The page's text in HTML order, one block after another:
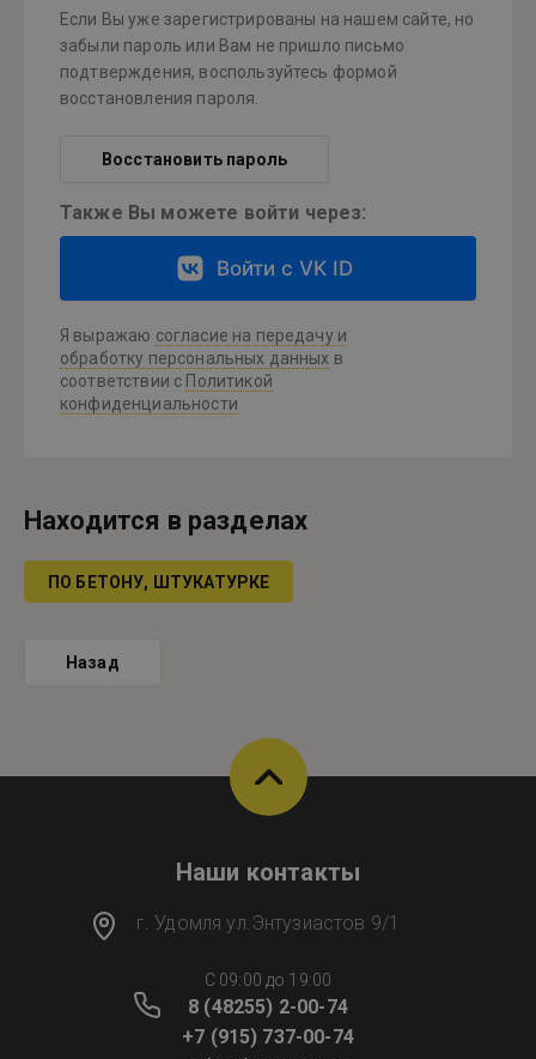
Если Вы уже зарегистрированы на нашем сайте, но
забыли пароль или Вам не пришло письмо
подтверждения, воспользуйтесь формой
восстановления пароля.
Восстановить пароль
Также Вы можете войти через:
Войти с VK ID
Я выражаю согласие на передачу и
обработку персональных данных в
соответствии с Политикой
конфиденциальности
Находится в разделах
ПО БЕТОНУ, ШТУКАТУРКЕ
Назад
Наши контакты
г. Удомля ул.Энтузиастов 9/1
C 09:00 до 19:00
8 (48255) 2-00-74
+7 (915) 737-00-74